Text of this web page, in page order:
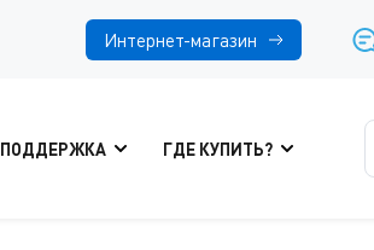
Интернет-магазин
ПОДДЕРЖКА ГДЕ КУПИТЬ?